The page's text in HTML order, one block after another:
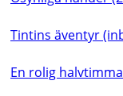
Tintins äventyr
En rolig